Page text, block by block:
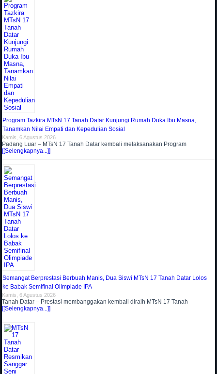
Program Tazkira MTsN 17 Tanah Datar Kunjungi Rumah Duka Ibu Masna,
Tanamkan Nilai Empati dan Kepedulian Sosial
Kamis, 6 Agustus 2026
Padang Luar – MTsN 17 Tanah Datar kembali melaksanakan Program
[[Selengkapnya...]]
Semangat Berprestasi Berbuah Manis, Dua Siswi MTsN 17 Tanah Datar Lolos
ke Babak Semifinal Olimpiade IPA
Kamis, 6 Agustus 2026
Tanah Datar – Prestasi membanggakan kembali diraih MTsN 17 Tanah
[[Selengkapnya...]]